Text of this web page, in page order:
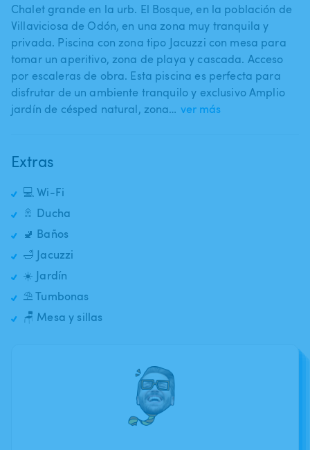
Chalet grande en la urb. El Bosque​,​ en la población de
Villaviciosa de Odón​,​ en una zona muy tranquila y
privada. Piscina con zona tipo Jacuzzi con mesa para
tomar un aperitivo​,​ zona de playa y cascada. Acceso
por escaleras de obra. Esta piscina es perfecta para
disfrutar de un ambiente tranquilo y exclusivo Amplio
jardín de césped natural​,​ zona… ver más
Extras
💻 Wi-Fi
🚿 Ducha
🚽 Baños
🛁 Jacuzzi
☀️ Jardín
⛱️ Tumbonas
🪑 Mesa y sillas